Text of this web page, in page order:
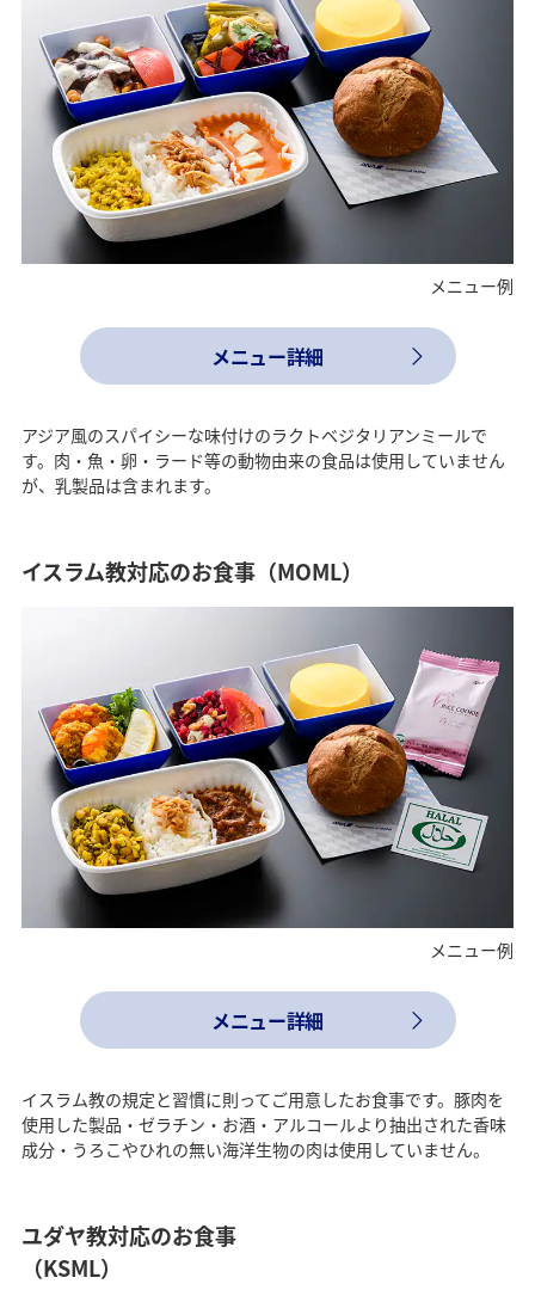
メニュー例
メニュー詳細
アジア風のスパイシーな味付けのラクトベジタリアンミールで
す。肉・魚・卵・ラード等の動物由来の食品は使用していません
が、乳製品は含まれます。
イスラム教対応のお食事（MOML）
メニュー例
メニュー詳細
イスラム教の規定と習慣に則ってご用意したお食事です。豚肉を
使用した製品・ゼラチン・お酒・アルコールより抽出された香味
成分・うろこやひれの無い海洋生物の肉は使用していません。
ユダヤ教対応のお食事
（KSML）